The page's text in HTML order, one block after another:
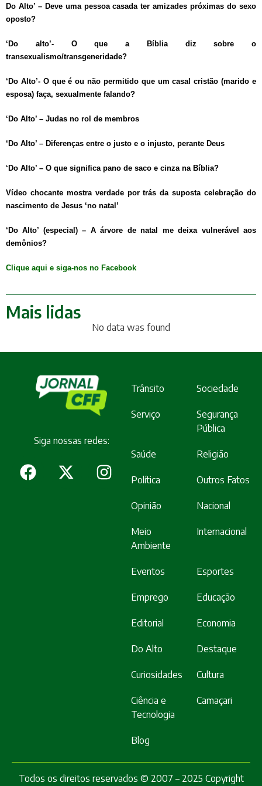
Do Alto’ – Deve uma pessoa casada ter amizades próximas do sexo
oposto?
‘Do alto’- O que a Bíblia diz sobre o
transexualismo/transgeneridade?
‘Do Alto’- O que é ou não permitido que um casal cristão (marido e
esposa) faça, sexualmente falando?
‘Do Alto’ – Judas no rol de membros
‘Do Alto’ – Diferenças entre o justo e o injusto, perante Deus
‘Do Alto’ – O que significa pano de saco e cinza na Bíblia?
Vídeo chocante mostra verdade por trás da suposta celebração do
nascimento de Jesus ‘no natal’
‘Do Alto’ (especial) – A árvore de natal me deixa vulnerável aos
demônios?
Clique aqui e siga-nos no Facebook
Mais lidas
No data was found
Siga nossas redes:
Trânsito Sociedade
Serviço
Segurança
Pública
Saúde Religião
Política Outros Fatos
Opinião Nacional
Meio
Ambiente
Internacional
Eventos Esportes
Emprego Educação
Editorial Economia
Do Alto Destaque
Curiosidades Cultura
Ciência e
Tecnologia
Camaçari
Blog
Todos os direitos reservados © 2007 – 2025 Copyright